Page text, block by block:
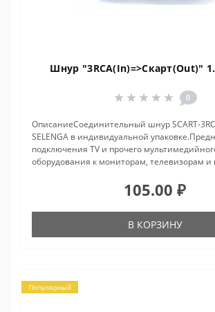
Шнур "3RCA(In)=>Скарт(Out)"
0
ОписаниеСоединительный шнур SCART-
SELENGA в индивидуальной
подключения TV и прочего
оборудования к мониторам, телевизорам и
105.00 ₽
В КОРЗИНУ
Популярный